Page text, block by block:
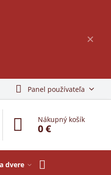
✕
Panel používateľa
Nákupný košík
0 €
dvere